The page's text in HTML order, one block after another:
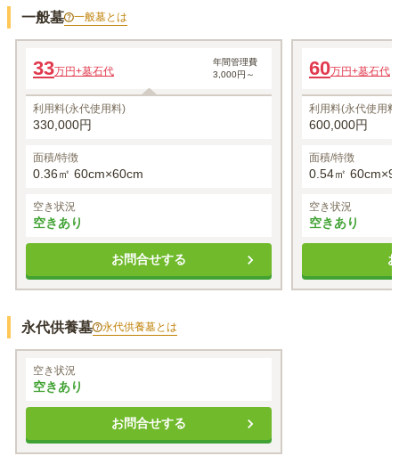
一般墓 一般墓とは
33万円+墓石代
年間管理費
3,000円～
利用料(永代使用料)
330,000円
面積/特徴
0.36㎡ 60cm×60cm
空き状況
空きあり
お問合せする
60万円+墓石代
利用料(永代使用
600,000円
面積/特徴
0.54㎡
空き状況
空きあり
永代供養墓 永代供養墓とは
八葉院
空き状況
空きあり
お問合せする